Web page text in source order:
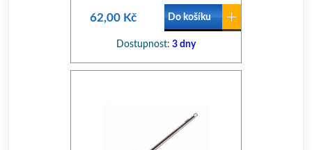
62,00 Kč Do košíku
Dostupnost: 3 dny